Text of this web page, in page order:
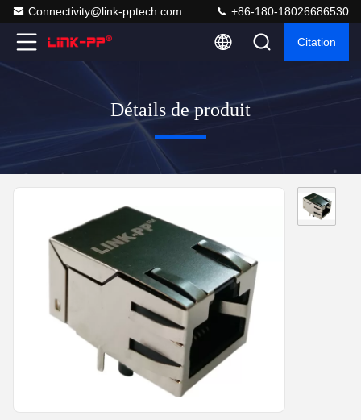
Connectivity@link-pptech.com +86-180-18026686530
Citation
Détails de produit